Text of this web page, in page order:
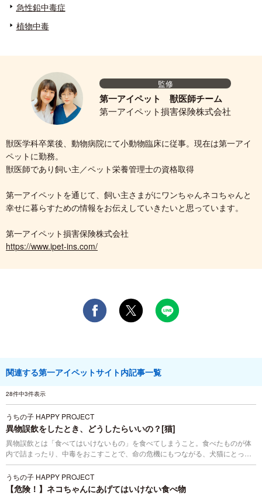
急性鉛中毒症
植物中毒
監修
第一アイペット 獣医師チーム
第一アイペット損害保険株式会社
獣医学科卒業後、動物病院にて小動物臨床に従事。現在は第一アイ
ペットに勤務。
獣医師であり飼い主／ペット栄養管理士の資格取得
第一アイペットを通じて、飼い主さまがにワンちゃんネコちゃんと
幸せに暮らすための情報をお伝えしていきたいと思っています。
第一アイペット損害保険株式会社
https://www.ipet-ins.com/
関連する第一アイペットサイト内記事一覧
28件中3件表示
うちの子 HAPPY PROJECT
異物誤飲をしたとき、どうしたらいいの？[猫]
異物誤飲とは「食べてはいけないもの」を食べてしまうこと。食べたものが体
内で詰まったり、中毒をおこすことで、命の危機にもつながる、犬猫にとって
非常に危険なことです。正しい知識があれば未然に防げる猫の『異物誤飲』
を、獣医師がわかりやすく解説します！
うちの子 HAPPY PROJECT
【危険！】ネコちゃんにあげてはいけない食べ物